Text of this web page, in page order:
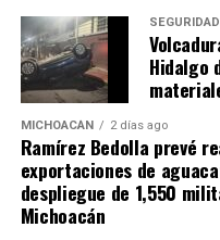
RELATED TOPICS:
UP NEXT
Vinculan a proceso a
armamento en Tingüindín
DON'T MISS
Abren convocatoria para
Novela “José Rubén
SEGURIDAD
Hidalgo
MICHOACÁN 2 días ago
Ramírez Bedolla prevé
exportaciones de
despliegue de 1,550
Michoacán